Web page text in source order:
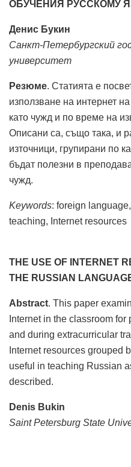
ОБУЧЕНИЯ РУССКОМУ
Денис Букин
Санкт-Петербургский
университет
Резюме. Статията е
използване на интернет
като чужд и по време на
Описани са, също така, и
източници, групирани по
бъдат полезни в
чужд.
Keywords: foreign
teaching, Internet resources
THE USE OF INTERNET
THE RUSSIAN
Abstract. This paper
Internet in the classroom
and during extracurricular
Internet resources grouped
useful in teaching Russian
described.
Denis Bukin
Saint Petersburg State